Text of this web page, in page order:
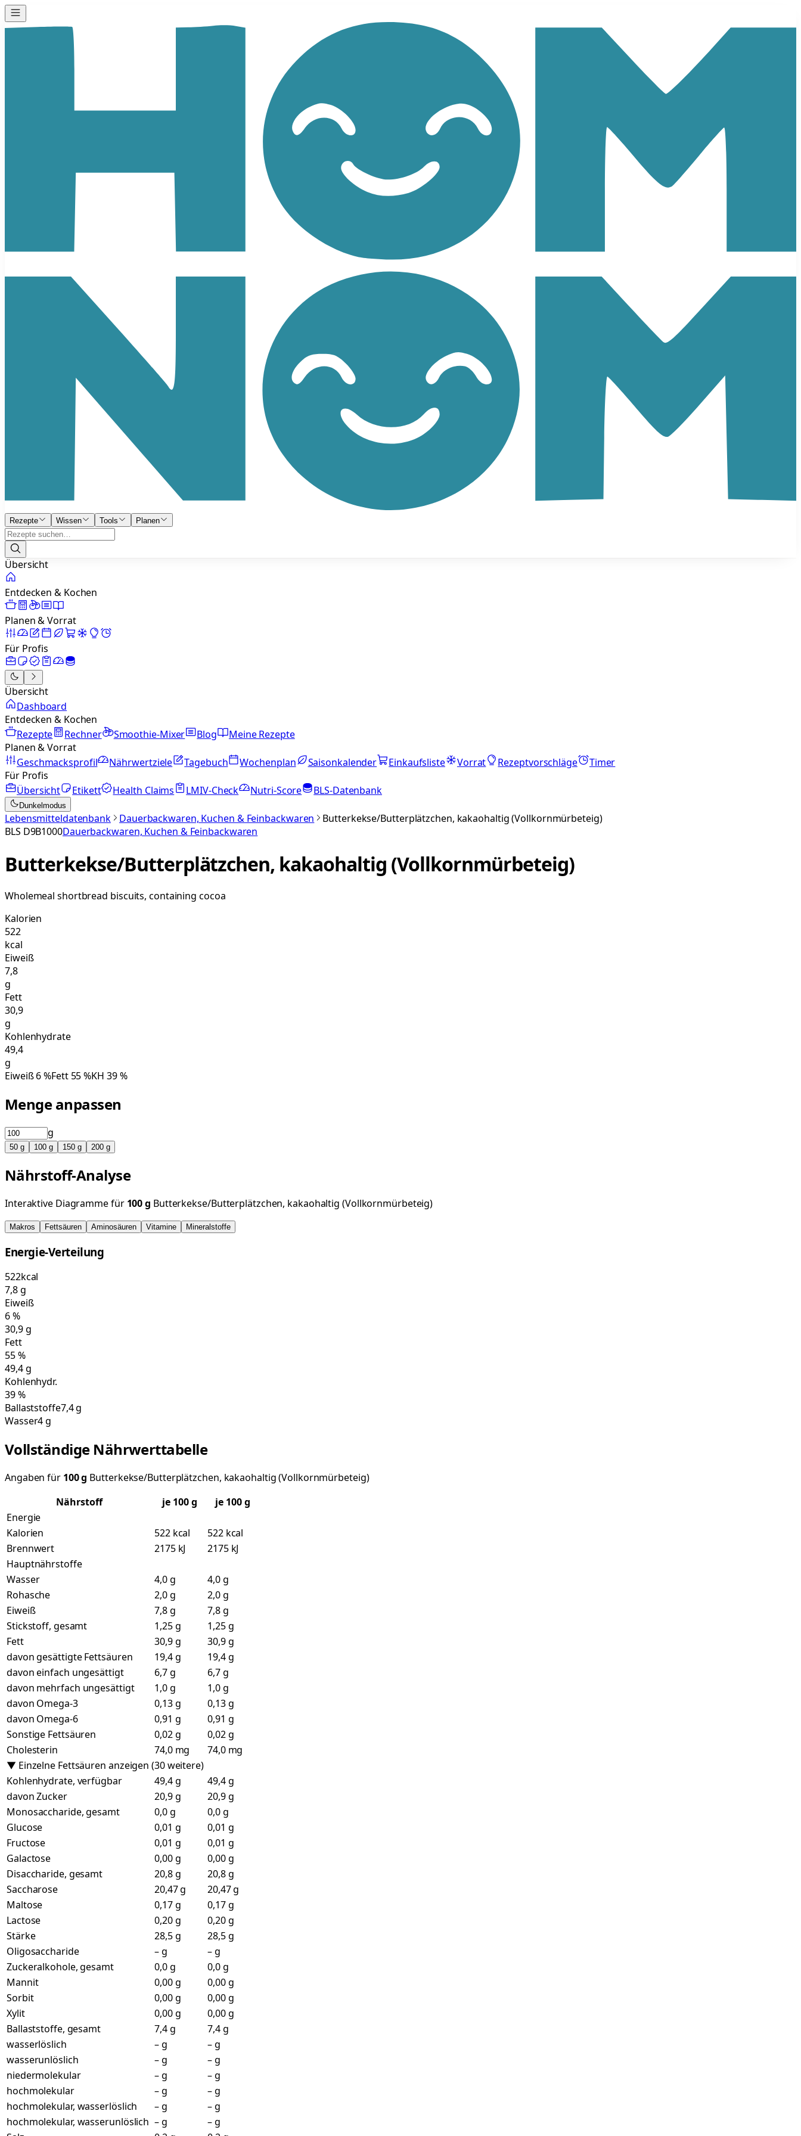
Rezepte Wissen Tools Planen
Übersicht
Entdecken & Kochen
Planen & Vorrat
Für Profis
Übersicht
Dashboard
Entdecken & Kochen
Rezepte
Rechner Smoothie-Mixer Blog
Meine Rezepte
Planen & Vorrat
Geschmacksprofil
Nährwertziele Tagebuch Wochenplan Saisonkalender Einkaufsliste Vorrat Rezeptvorschläge
Timer
Für Profis
Übersicht
Etikett Health Claims LMIV-Check Nutri-Score BLS-Datenbank
Dunkelmodus
Lebensmitteldatenbank Dauerbackwaren, Kuchen & Feinbackwaren
Butterkekse/Butterplätzchen, kakaohaltig (Vollkornmürbeteig)
BLS D9B1000Dauerbackwaren, Kuchen & Feinbackwaren
Butterkekse/Butterplätzchen, kakaohaltig (Vollkornmürbeteig)
Wholemeal shortbread biscuits, containing cocoa
Kalorien
522
kcal
Eiweiß
7,8
g
Fett
30,9
g
Kohlenhydrate
49,4
g
Eiweiß6%Fett 55%KH 39%
Menge anpassen
g
50 g 100 g 150 g 200 g
Nährstoff-Analyse
Interaktive Diagramme für 100g Butterkekse/Butterplätzchen, kakaohaltig (Vollkornmürbeteig)
Makros Fettsäuren Aminosäuren Vitamine Mineralstoffe
Energie-Verteilung
522kcal
7,8g
Eiweiß
6%
30,9g
Fett
55%
49,4g
Kohlenhydr.
39%
Ballaststoffe7,4 g
Wasser4 g
Vollständige Nährwerttabelle
Angaben für 100g Butterkekse/Butterplätzchen, kakaohaltig (Vollkornmürbeteig)
Nährstoff
je 100g
je 100 g
Energie
Kalorien
522 kcal
522 kcal
Brennwert
2175 kJ
2175 kJ
Hauptnährstoffe
Wasser
4,0 g
4,0 g
Rohasche
2,0 g
2,0 g
Eiweiß
7,8 g
7,8 g
Stickstoff, gesamt
1,25 g
1,25 g
Fett
30,9 g
30,9 g
davon gesättigte Fettsäuren
19,4 g
19,4 g
davon einfach ungesättigt
6,7 g
6,7 g
davon mehrfach ungesättigt
1,0 g
1,0 g
davon Omega-3
0,13 g
0,13 g
davon Omega-6
0,91 g
0,91 g
Sonstige Fettsäuren
0,02 g
0,02 g
Cholesterin
74,0 mg
74,0 mg
▼ Einzelne Fettsäuren anzeigen (30 weitere)
Kohlenhydrate, verfügbar
49,4 g
49,4 g
davon Zucker
20,9 g
20,9 g
Monosaccharide, gesamt
0,0 g
0,0 g
Glucose
0,01 g
0,01 g
Fructose
0,01 g
0,01 g
Galactose
0,00 g
0,00 g
Disaccharide, gesamt
20,8 g
20,8 g
Saccharose
20,47 g
20,47 g
Maltose
0,17 g
0,17 g
Lactose
0,20 g
0,20 g
Stärke
28,5 g
28,5 g
Oligosaccharide
– g
– g
Zuckeralkohole, gesamt
0,0 g
0,0 g
Mannit
0,00 g
0,00 g
Sorbit
0,00 g
0,00 g
Xylit
0,00 g
0,00 g
Ballaststoffe, gesamt
7,4 g
7,4 g
wasserlöslich
– g
– g
wasserunlöslich
– g
– g
niedermolekular
– g
– g
hochmolekular
– g
– g
hochmolekular, wasserlöslich
– g
– g
hochmolekular, wasserunlöslich – g
– g